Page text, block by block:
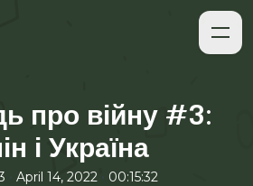
про війну #3:
і Україна
April 14, 2022 00:15:32